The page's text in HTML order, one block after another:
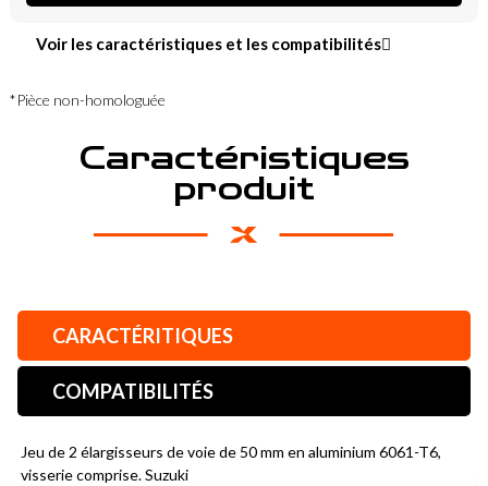
Voir les caractéristiques et les compatibilités
*Pièce non-homologuée
Caractéristiques
produit
CARACTÉRITIQUES
COMPATIBILITÉS
Jeu de 2 élargisseurs de voie de 50 mm en aluminium 6061-T6,
visserie comprise. Suzuki